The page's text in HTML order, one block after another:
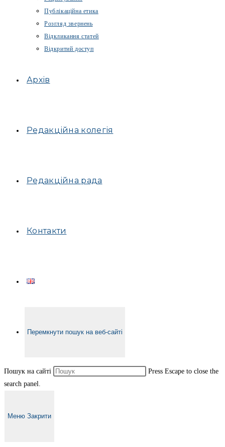
Публікаційна етика
Розгляд звернень
Відкликання статей
Відкритий доступ
Архів
Редакційна колегія
Редакційна рада
Контакти
Перемкнути пошук на веб-сайті
Пошук на сайті
Press Escape to close the
search panel.
Меню Закрити